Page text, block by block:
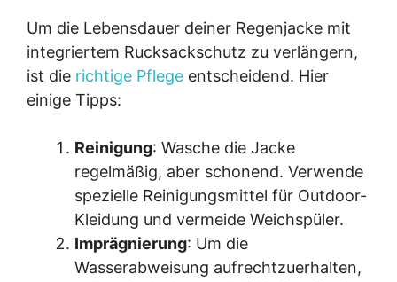
Um die Lebensdauer deiner Regenjacke mit
integriertem Rucksackschutz zu verlängern,
ist die richtige Pflege entscheidend. Hier
einige Tipps:
Reinigung: Wasche die Jacke
regelmäßig, aber schonend. Verwende
spezielle Reinigungsmittel für Outdoor-
Kleidung und vermeide Weichspüler.
Imprägnierung: Um die
Wasserabweisung aufrechtzuerhalten,